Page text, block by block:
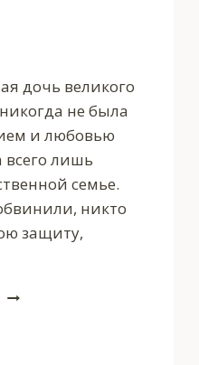
дочь великого
не была
и любовью
всего лишь
семье.
никто
защиту,
ОСОБЫЙ